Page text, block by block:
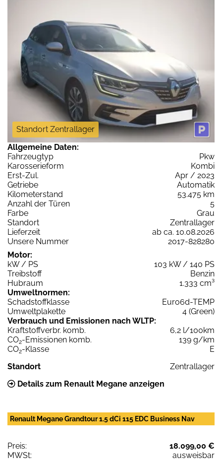
Standort Zentrallager
Allgemeine Daten:
Fahrzeugtyp
Pkw
Karosserieform
Kombi
Erst-Zul.
Apr / 2023
Getriebe
Automatik
Kilometerstand
53.475 km
Anzahl der Türen
5
Farbe
Grau
Standort
Zentrallager
Lieferzeit
ab ca. 10.08.2026
Unsere Nummer
2017-828280
Motor:
kW / PS
103 kW / 140 PS
Treibstoff
Benzin
Hubraum
1.333 cm³
Umweltnormen:
Schadstoffklasse
Euro6d-TEMP
Umweltplakette
4 (Green)
Verbrauch und Emissionen nach WLTP:
Kraftstoffverbr. komb.
6,2 l/100km
CO2-Emissionen komb.
139 g/km
CO2-Klasse
E
Standort
Zentrallager
Details zum Renault Megane anzeigen
Renault Megane Grandtour 1.5 dCi 115 EDC Business Nav
Preis:
18.099,00 €
MWSt:
ausweisbar